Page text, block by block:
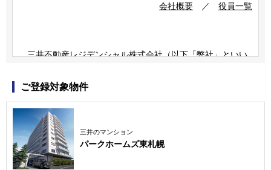
会社概要 ／ 役員一覧
三井不動産レジデンシャル株式会社（以下「弊社」といい
三井不動産グループは、すまいとくらしに関する事業のほ
か、商業施設事業、ホテル・リゾート事業、オフィスビル事
業、ロジスティクス事業など、様々な事業を展開しています
（詳細は三井不動産株式会社の
い）。
なお、弊社の個人情報保護方針および個人情報の取扱いに
ご登録対象物件
三井のマンション
パークホームズ東札幌